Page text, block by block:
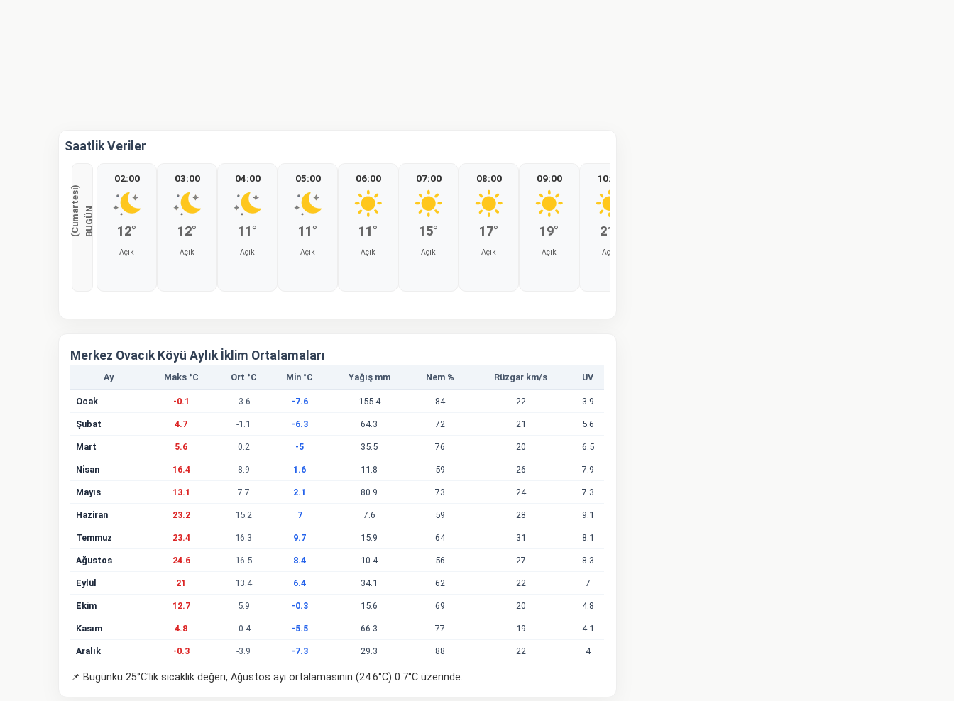
Saatlik Veriler
B
U
G
Ü
N
(
C
u
m
a
r
t
e
s
i
)
02:00
12°
Açık
03:00
12°
Açık
04:00
11°
Açık
05:00
11°
Açık
06:00
11°
Açık
07:00
15°
Açık
08:00
17°
Açık
09:00
19°
Açık
10:00
21°
Açık
Merkez Ovacık Köyü Aylık İklim Ortalamaları
Ay Maks °C Ort °C Min °C Yağış mm Nem % Rüzgar km/s UV
Ocak -0.1 -3.6 -7.6 155.4 84 22 3.9
Şubat 4.7 -1.1 -6.3 64.3 72 21 5.6
Mart 5.6 0.2 -5 35.5 76 20 6.5
Nisan 16.4 8.9 1.6 11.8 59 26 7.9
Mayıs 13.1 7.7 2.1 80.9 73 24 7.3
Haziran 23.2 15.2 7 7.6 59 28 9.1
Temmuz 23.4 16.3 9.7 15.9 64 31 8.1
Ağustos 24.6 16.5 8.4 10.4 56 27 8.3
Eylül 21 13.4 6.4 34.1 62 22 7
Ekim 12.7 5.9 -0.3 15.6 69 20 4.8
Kasım 4.8 -0.4 -5.5 66.3 77 19 4.1
Aralık -0.3 -3.9 -7.3 29.3 88 22 4
📌 Bugünkü 25°C'lik sıcaklık değeri, Ağustos ayı ortalamasının (24.6°C) 0.7°C üzerinde.